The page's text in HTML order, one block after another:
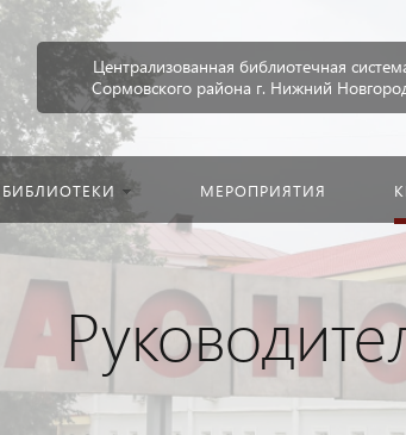
Централизованная библиотечная
Сормовского района г. Нижний
БИБЛИОТЕКИ МЕРОПРИЯТИЯ